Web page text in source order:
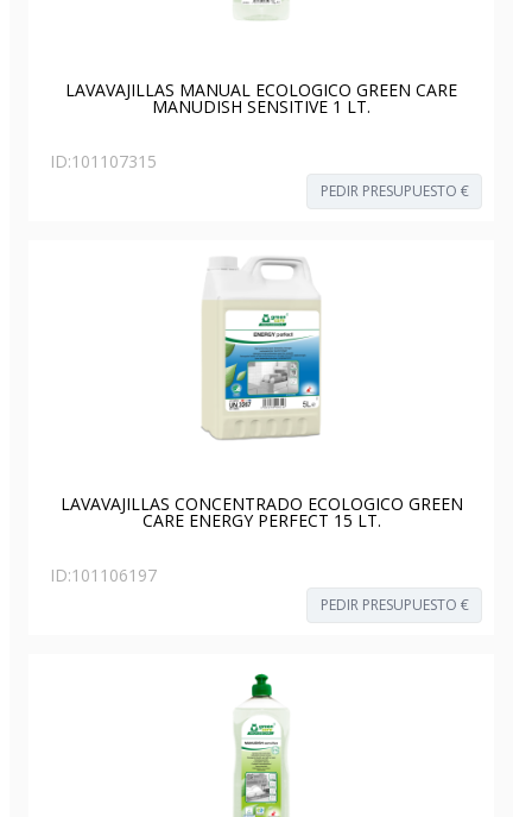
LAVAVAJILLAS MANUAL ECOLOGICO GREEN CARE
MANUDISH SENSITIVE 1 LT.
ID:101107315
PEDIR PRESUPUESTO €
LAVAVAJILLAS CONCENTRADO ECOLOGICO GREEN
CARE ENERGY PERFECT 15 LT.
ID:101106197
PEDIR PRESUPUESTO €